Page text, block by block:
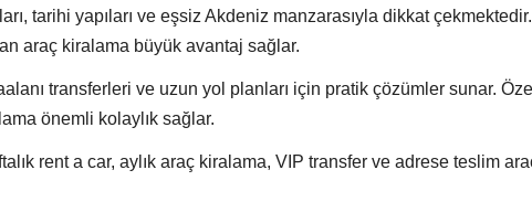
tarihi yapıları ve eşsiz Akdeniz manzarasıyla dikkat
araç kiralama büyük avantaj sağlar.
transferleri ve uzun yol planları için pratik çözümler sunar.
önemli kolaylık sağlar.
rent a car, aylık araç kiralama, VIP transfer ve adrese teslim